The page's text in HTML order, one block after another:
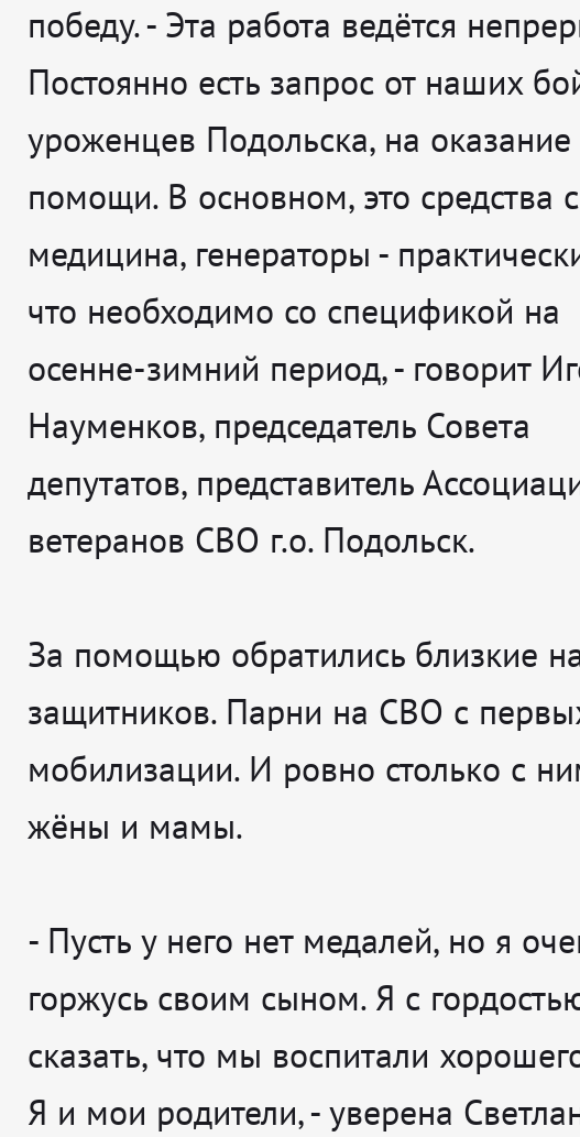
победу. - Эта работа ведётся
Постоянно есть запрос от наших
уроженцев Подольска, на оказание
помощи. В основном, это средства
медицина, генераторы -
что необходимо со спецификой на
осенне-зимний период, - говорит
Науменков, председатель Совета
депутатов, представитель
ветеранов СВО г.о. Подольск.
За помощью обратились близкие
защитников. Парни на СВО с
мобилизации. И ровно столько с
жёны и мамы.
- Пусть у него нет медалей, но я
горжусь своим сыном. Я с
сказать, что мы воспитали
Я и мои родители, - уверена